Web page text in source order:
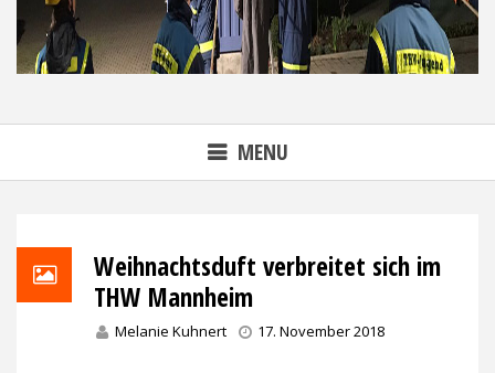
MENU
Weihnachtsduft verbreitet sich im
THW Mannheim
Melanie Kuhnert 17. November 2018